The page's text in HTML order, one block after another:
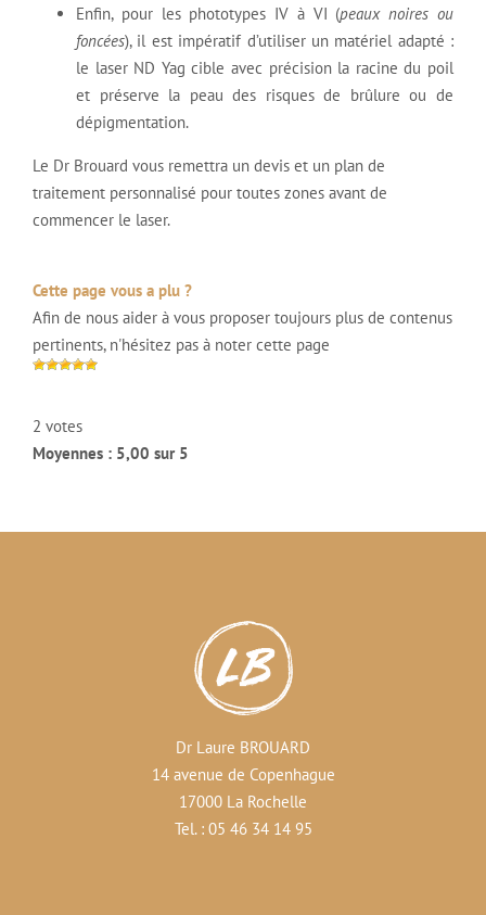
Enfin, pour les phototypes IV à VI (peaux noires ou
foncées), il est impératif d’utiliser un matériel adapté :
le laser ND Yag cible avec précision la racine du poil
et préserve la peau des risques de brûlure ou de
dépigmentation.
Le Dr Brouard vous remettra un devis et un plan de
traitement personnalisé pour toutes zones avant de
commencer le laser.
Cette page vous a plu ?
Afin de nous aider à vous proposer toujours plus de contenus
pertinents, n'hésitez pas à noter cette page
2 votes
Moyennes : 5,00 sur 5
Dr Laure BROUARD
14 avenue de Copenhague
17000 La Rochelle
Tel. : 05 46 34 14 95